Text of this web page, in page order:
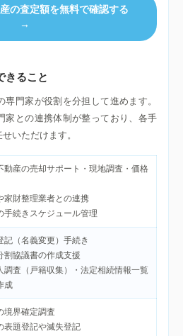
の査定額を無料で確認する
→
きること
門家が役割を分担して進めます。
家との連携体制が整っており、各手
いただけます。
動産の売却サポート・現地調査・価格
家財整理業者との連携
手続きスケジュール管理
記（名義変更）手続き
割協議書の作成支援
調査（戸籍収集）・法定相続情報一覧
成
境界確定調査
表題登記や滅失登記